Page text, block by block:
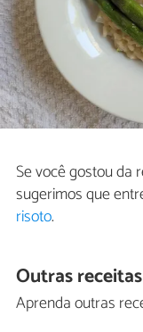
Se você gostou da
sugerimos que
risoto.
Outras
Aprenda outras